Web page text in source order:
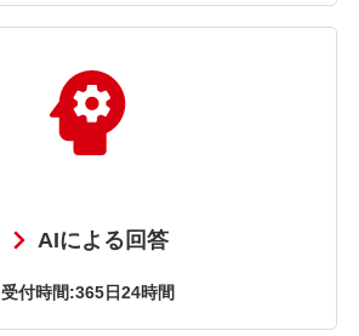
AIによる回答
受付時間:365日24時間